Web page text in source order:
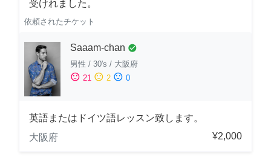
受けれました。
依頼されたチケット
Saaam-chan check_circle
男性 / 30's / 大阪府
sentiment_satisfied 21 sentiment_neutral 2 sentiment_dissatisfied 0
英語またはドイツ語レッスン致します。
大阪府
¥2,000